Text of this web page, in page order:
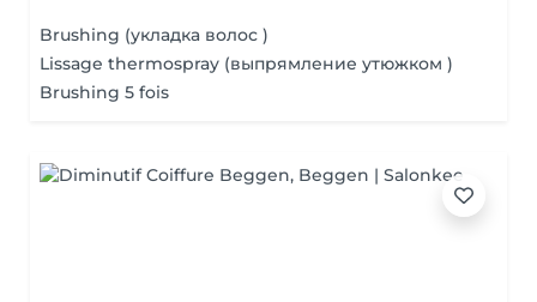
Brushing (укладка волос )
Lissage thermospray (выпрямление утюжком )
Brushing 5 fois